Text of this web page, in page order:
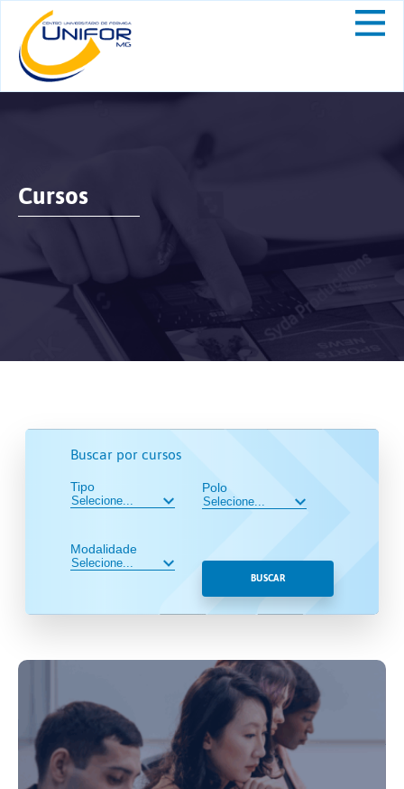
Cursos
Buscar por cursos
Tipo
Modalidade
Polo
BUSCAR